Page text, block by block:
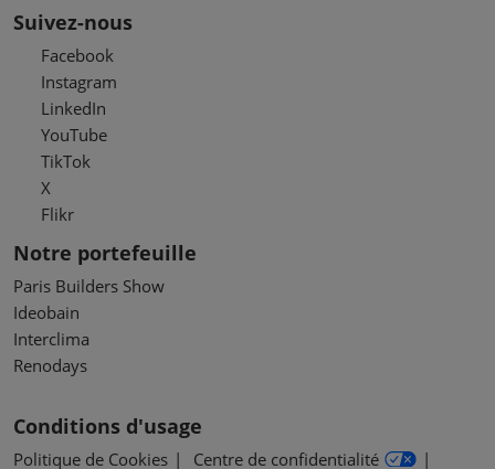
Suivez-nous
Facebook
Instagram
LinkedIn
YouTube
TikTok
X
Flikr
Notre portefeuille
Paris Builders Show
Ideobain
Interclima
Renodays
Conditions d'usage
Politique de Cookies Centre de confidentialité